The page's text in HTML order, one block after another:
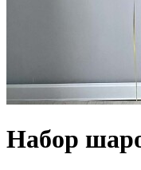
Набор